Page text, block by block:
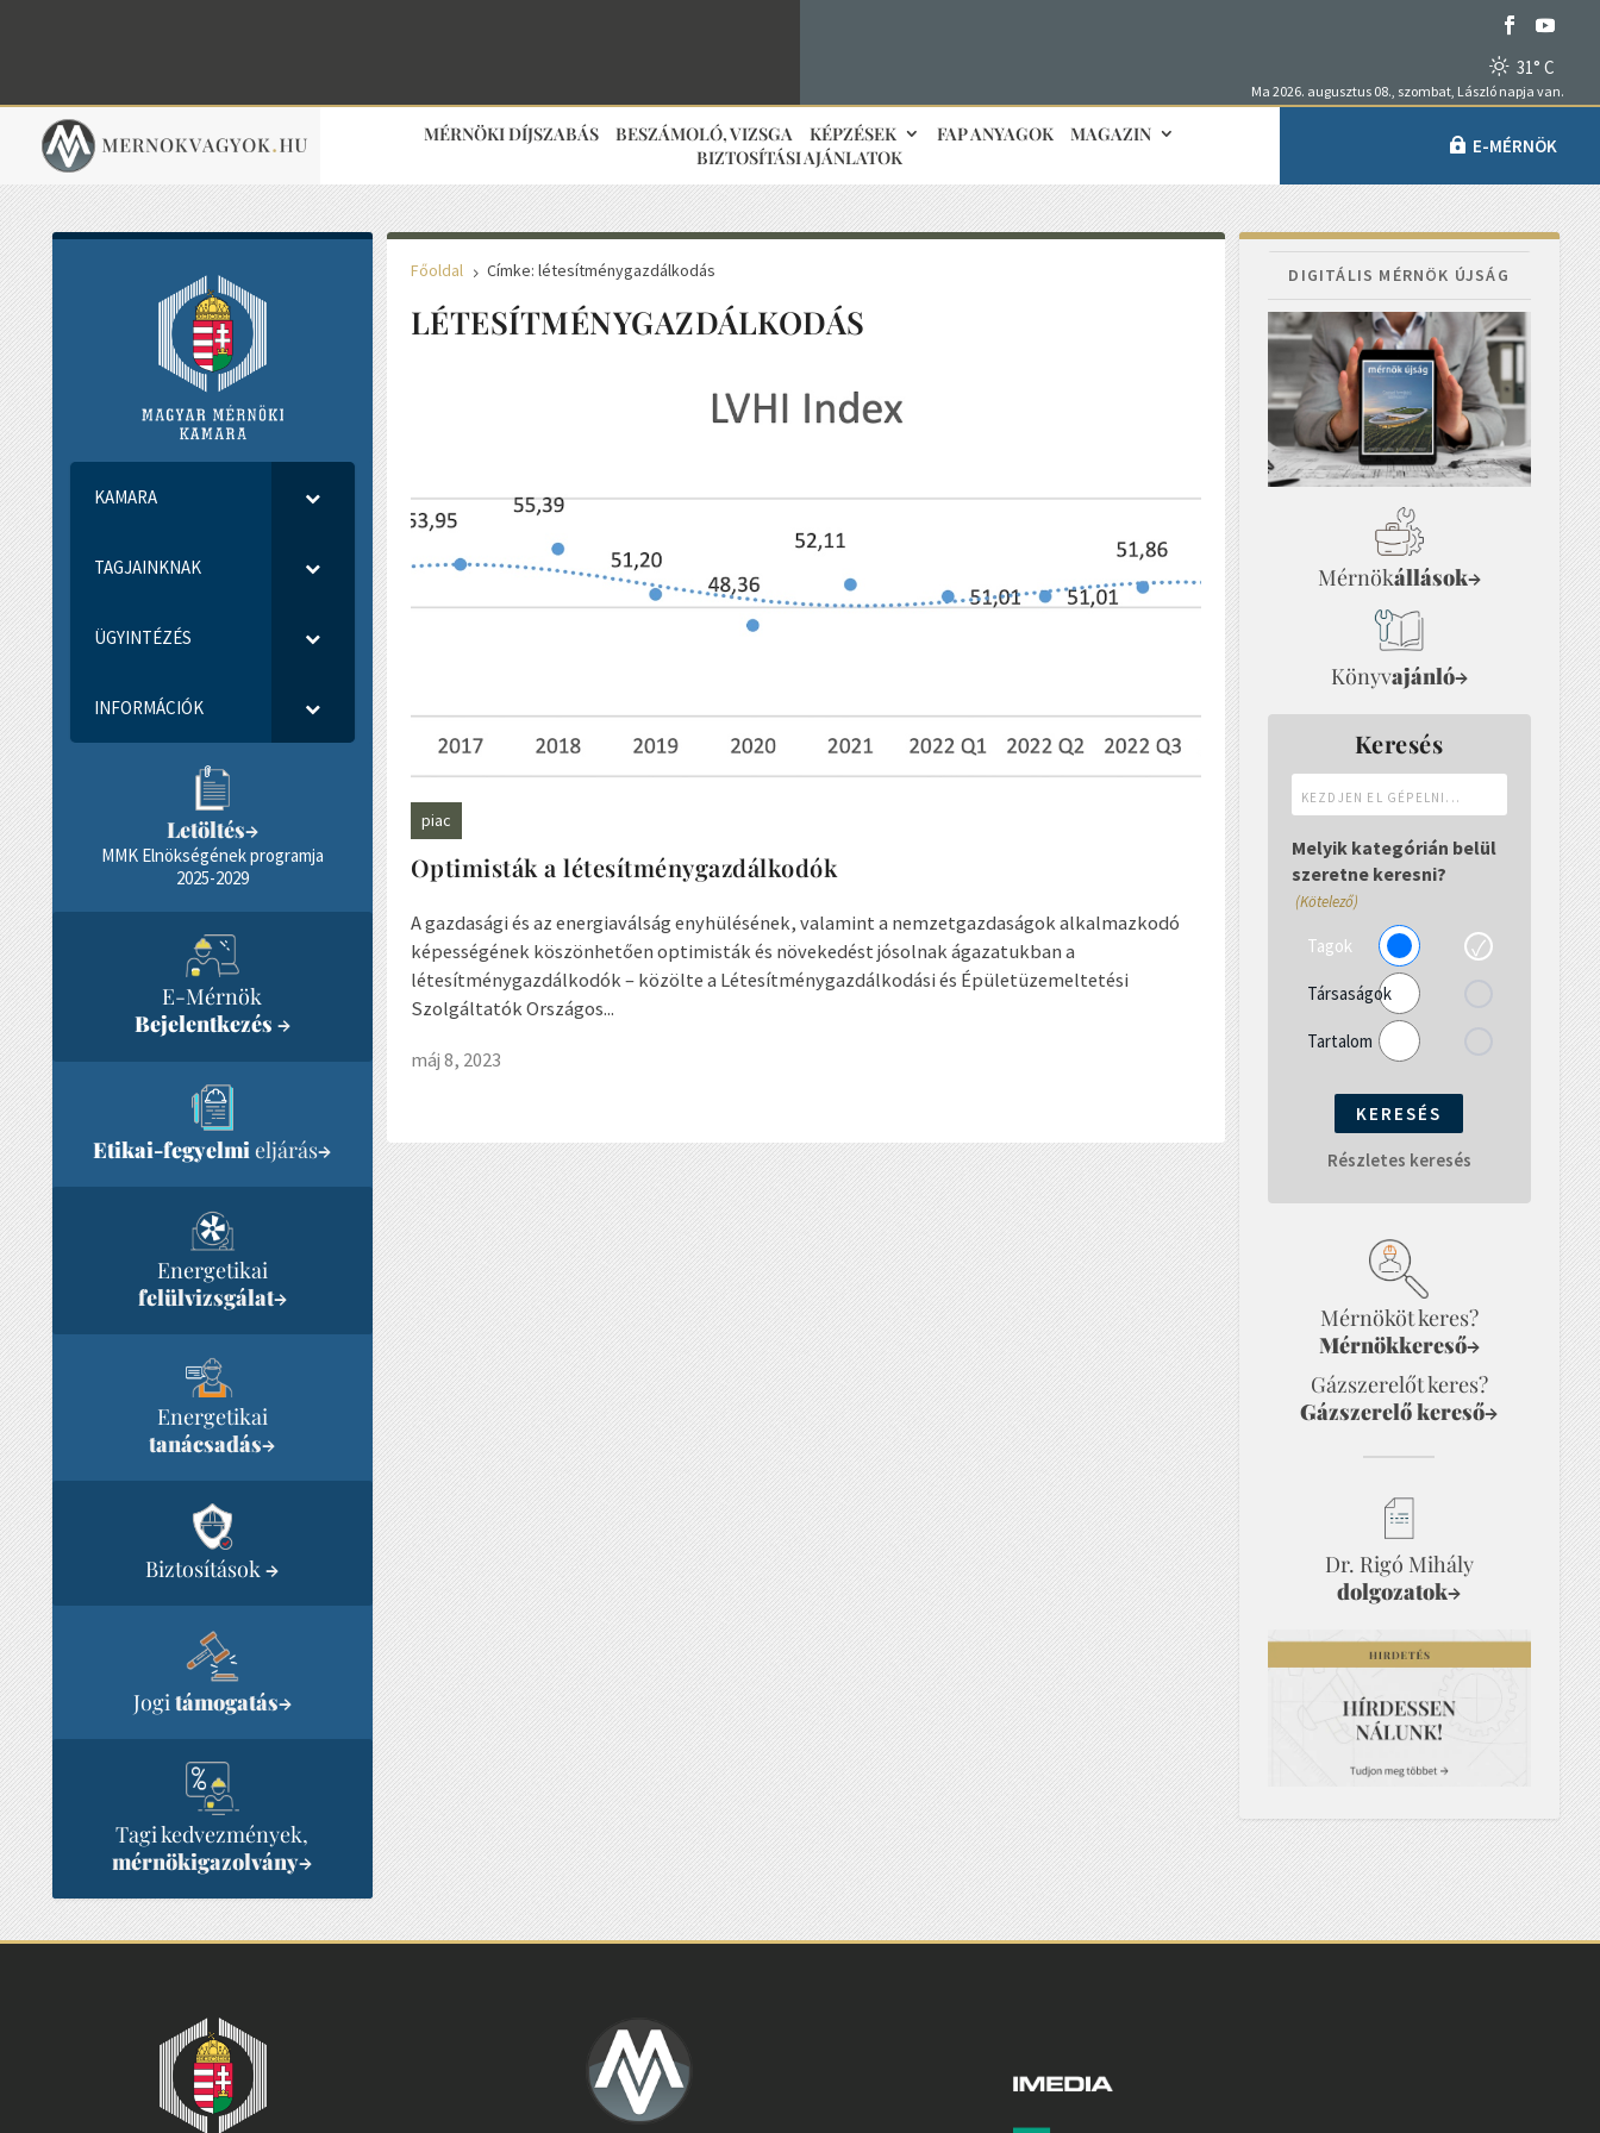
31° C
Ma 2026. augusztus 08., szombat, László napja van.
MÉRNÖKI DÍJSZABÁS BESZÁMOLÓ, VIZSGA KÉPZÉSEK FAP ANYAGOK
MAGAZIN
BIZTOSÍTÁSI AJÁNLATOK
E-MÉRNÖK
KAMARA
TAGJAINKNAK
ÜGYINTÉZÉS
INFORMÁCIÓK
Letöltés→
MMK Elnökségének programja
2025-2029
E-Mérnök
Bejelentkezés →
Etikai-fegyelmieljárás→
Energetikai
felülvizsgálat→
Energetikai
tanácsadás→
Biztosítások→
Jogi támogatás→
Tagi kedvezmények,
mérnökigazolvány→
Főoldal 5 Címke: létesítménygazdálkodás
LÉTESÍTMÉNYGAZDÁLKODÁS
piac
Optimisták a létesítménygazdálkodók
A gazdasági és az energiaválság enyhülésének, valamint a nemzetgazdaságok alkalmazkodó
képességének köszönhetően optimisták és növekedést jósolnak ágazatukban a
létesítménygazdálkodók – közölte a Létesítménygazdálkodási és Épületüzemeltetési
Szolgáltatók Országos...
máj 8, 2023
DIGITÁLIS MÉRNÖK ÚJSÁG
Mérnökállások→
Könyvajánló→
Keresés
el
gépelni...
Melyik kategórián belül
szeretne keresni?
(Kötelező)
Tagok
Társaságok
Tartalom
Részletes keresés
Mérnököt keres?
Mérnökkereső→
Gázszerelőt keres?
Gázszerelő kereső→
Dr. Rigó Mihály
dolgozatok→